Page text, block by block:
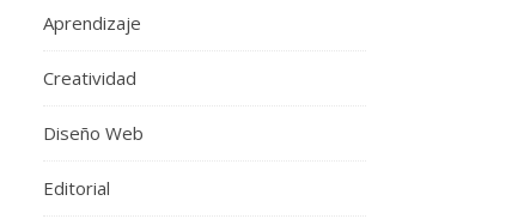
Aprendizaje
Creatividad
Diseño Web
Editorial